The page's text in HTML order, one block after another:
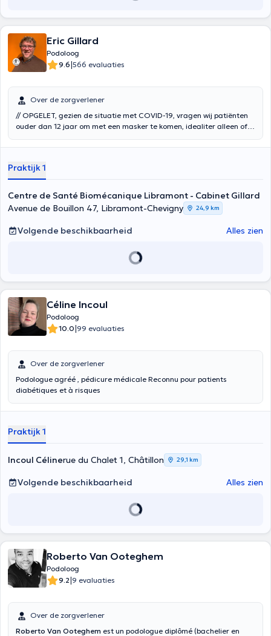
Eric Gillard
Podoloog
9.6|566 evaluaties
Over de zorgverlener
// OPGELET, gezien de situatie met COVID-19, vragen wij patiënten
ouder dan 12 jaar om met een masker te komen, idealiter alleen of
één deel van het lichaam. Wij wilden een globale aanpak, om
Omdat we een geheel zijn dat goed functioneert als elk afzonderlijk
deel goed werkt in symbiose met de anderen. Daarom hebben wij
een opleiding in holistische biomechanica (menselijke mechanica)
gevolgd. Wij meten, analyseren en onderzoeken het lichaam om de
capaciteiten en de werking ervan te kennen.
Praktijk 1
Centre de Santé Biomécanique Libramont - Cabinet Gillard
Avenue de Bouillon 47, Libramont-Chevigny
24,9 km
Volgende beschikbaarheid Alles zien
Céline Incoul
Podoloog
10.0|99 evaluaties
Over de zorgverlener
Podologue agréé , pédicure médicale Reconnu pour patients
diabétiques et à risques
Praktijk 1
Incoul Célinerue du Chalet 1, Châtillon 29,1 km
Volgende beschikbaarheid Alles zien
Roberto Van Ooteghem
Podoloog
9.2|9 evaluaties
Over de zorgverlener
Roberto Van Ooteghem est un podologue diplômé (bachelier en